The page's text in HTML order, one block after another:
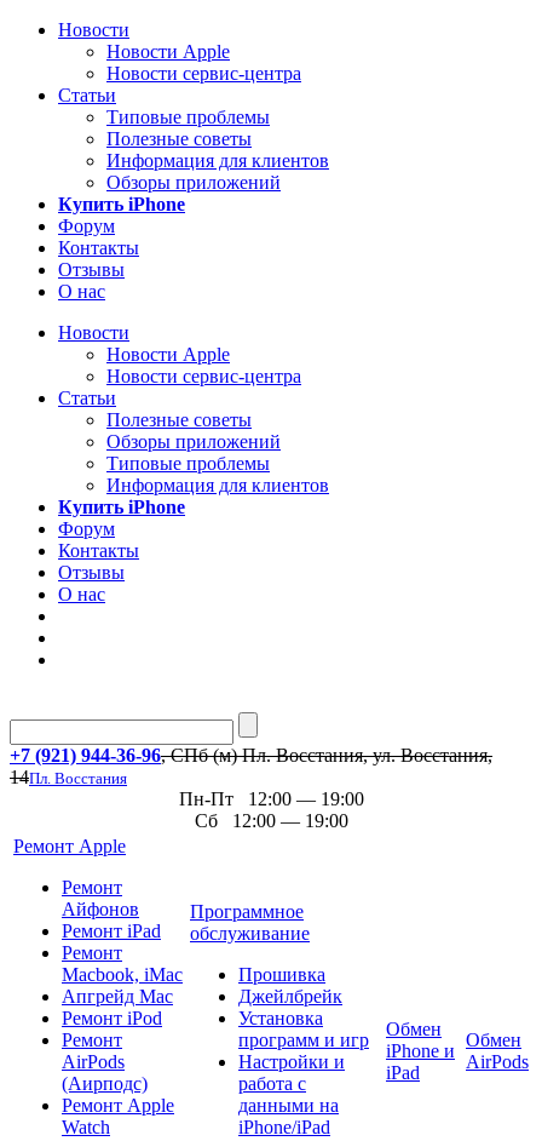
Новости
Новости Apple
Новости сервис-центра
Статьи
Типовые проблемы
Полезные советы
Информация для клиентов
Обзоры приложений
Купить iPhone
Форум
Контакты
Отзывы
О нас
Новости
Новости Apple
Новости сервис-центра
Статьи
Полезные советы
Обзоры приложений
Типовые проблемы
Информация для клиентов
Купить iPhone
Форум
Контакты
Отзывы
О нас
+7 (921) 944-36-96, СПб (м) Пл. Восстания, ул. Восстания,
14Пл. Восстания
Пн-Пт 12:00 — 19:00
Сб 12:00 — 19:00
Ремонт Apple
Ремонт
Айфонов
Ремонт iPad
Ремонт
Macbook, iMac
Апгрейд Mac
Ремонт iPod
Ремонт
AirPods
(Аирподс)
Ремонт Apple
Watch
Программное
обслуживание
Прошивка
Джейлбрейк
Установка
программ и игр
Настройки и
работа с
данными на
iPhone/iPad
Обмен
iPhone и
iPad
Обмен
AirPods